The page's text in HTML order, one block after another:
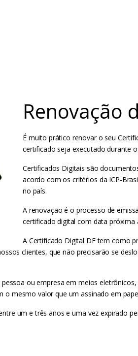
Renovação
É muito prático renovar o seu
certificado seja executado durante
Certificados Digitais são
acordo com os critérios da ICP-
no país.
A renovação é o processo de
certificado digital com data próxima
A Certificado Digital DF tem como
clientes, que não precisarão se
ou empresa em meios
mesmo valor que um assinado em
um e três anos e uma vez expirado